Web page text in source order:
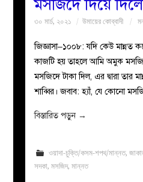
পাতা
মজলিস
প্রশ্ন
মসজিদে দিয়ে
৩০ মার্চ, ২০২১ উমায়ের কোব্বাদী
জিজ্ঞাসা–১০০৮: যদি কেউ মান্নত
কাজটি হয় তাহলে আমি অমুক
মসজিদে টাকা দিল, এর দ্বারা তার
শাব্বির। জবাব: হ্যাঁ, যে কোনো
বিস্তারিত পড়ুন →
ওয়াদা-চুক্তি/কসম-শপথ/মান্নত,
সদকা,মসজিদ,মান্নত